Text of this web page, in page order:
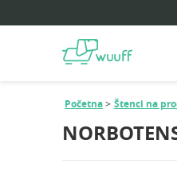
Početna Štenci na